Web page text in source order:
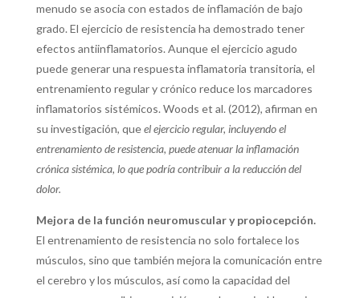
menudo se asocia con estados de inflamación de bajo
grado. El ejercicio de resistencia ha demostrado tener
efectos antiinflamatorios. Aunque el ejercicio agudo
puede generar una respuesta inflamatoria transitoria, el
entrenamiento regular y crónico reduce los marcadores
inflamatorios sistémicos. Woods et al. (2012), afirman en
su investigación, queel ejercicio regular, incluyendo el
entrenamiento de resistencia, puede atenuar la inflamación
crónica sistémica, lo que podría contribuir a la reducción del
dolor.
Mejora de la función neuromuscular y propiocepción.
El entrenamiento de resistencia no solo fortalece los
músculos, sino que también mejora la comunicación entre
el cerebro y los músculos, así como la capacidad del